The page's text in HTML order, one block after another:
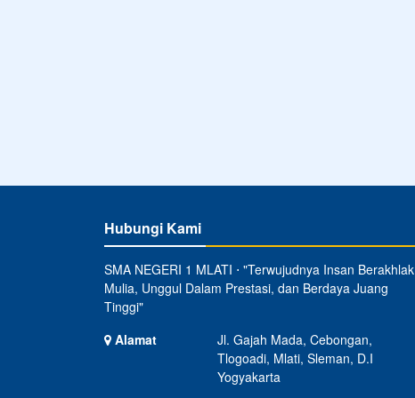
Hubungi Kami
SMA NEGERI 1 MLATI ⋅ "Terwujudnya Insan Berakhlak
Mulia, Unggul Dalam Prestasi, dan Berdaya Juang
Tinggi"
Alamat
Jl. Gajah Mada, Cebongan,
Tlogoadi, Mlati, Sleman, D.I
Yogyakarta